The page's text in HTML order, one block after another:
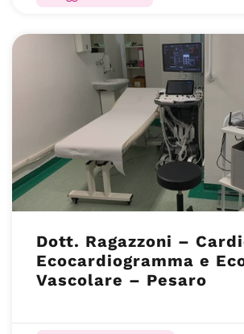
Dott. Ragazzoni –
Ecocardiogramma e
Vascolare – Pesaro